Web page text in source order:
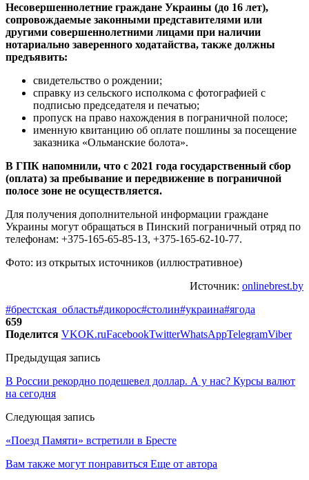
Несовершеннолетние граждане Украины (до 16 лет),
сопровождаемые законными представителями или
другими совершеннолетними лицами при наличии
нотариально заверенного ходатайства, также должны
предъявить:
свидетельство о рождении;
справку из сельского исполкома с фотографией с
подписью председателя и печатью;
пропуск на право нахождения в пограничной полосе;
именную квитанцию об оплате пошлины за посещение
заказника «Ольманские болота».
В ГПК напомнили, что с 2021 года государственный сбор
(оплата) за пребывание и передвижение в пограничной
полосе зоне не осуществляется.
Для получения дополнительной информации граждане
Украины могут обращаться в Пинский пограничный отряд по
телефонам: +375-165-65-85-13, +375-165-62-10-77.
Фото: из открытых источников (иллюстративное)
Источник: onlinebrest.by
#брестская_область#дикорос#столин#украина#ягода
659
Поделится VKOK.ruFacebookTwitterWhatsAppTelegramViber
Предыдущая запись
В России рекордно подешевел доллар. А у нас? Курсы валют
на сегодня
Следующая запись
«Поезд Памяти» встретили в Бресте
Вам также могут понравиться Еще от автора